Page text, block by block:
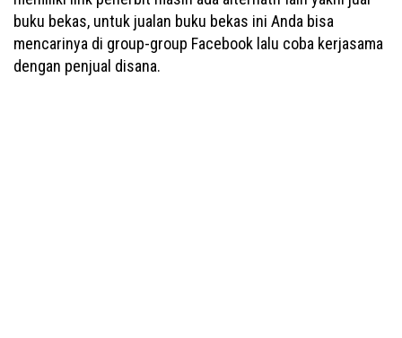
buku bekas, untuk jualan buku bekas ini Anda bisa
mencarinya di group-group Facebook lalu coba kerjasama
dengan penjual disana.